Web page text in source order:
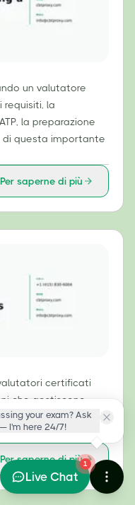
un valutatore
requisiti, la
la preparazione
di questa importante
Per saperne di più
certificati
che gestiscono
al livello 2
informatica.
Per saperne di più
your exam? Ask
I'm here 24/7!
1
Live Chat